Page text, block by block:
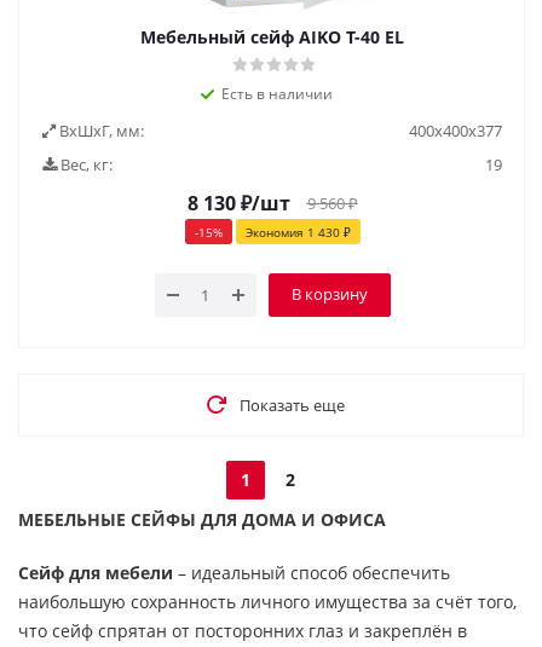
Мебельный сейф AIKO Т-40 EL
Есть в наличии
ВxШxГ, мм:
400х400х377
Вес, кг:
19
8 130₽/шт 9 560₽
-15% Экономия 1 430₽
В корзину
Показать еще
1
2
МЕБЕЛЬНЫЕ СЕЙФЫ ДЛЯ ДОМА И ОФИСА
Сейф для мебели – идеальный способ обеспечить
наибольшую сохранность личного имущества за счёт того,
что сейф спрятан от посторонних глаз и закреплён в